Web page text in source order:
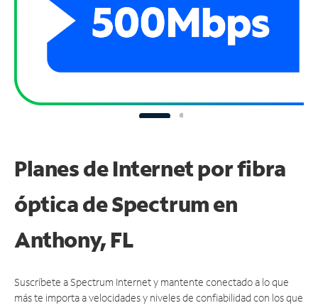
Planes de Internet por fibra
óptica de Spectrum en
Anthony, FL
Suscríbete a Spectrum Internet y mantente conectado a lo que
más te importa a velocidades y niveles de confiabilidad con los que